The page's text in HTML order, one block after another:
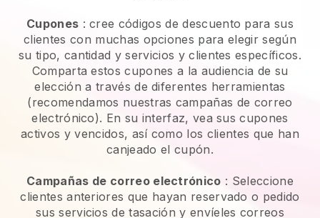
Cupones : cree códigos de descuento para sus
clientes con muchas opciones para elegir según
su tipo, cantidad y servicios y clientes específicos.
Comparta estos cupones a la audiencia de su
elección a través de diferentes herramientas
(recomendamos nuestras campañas de correo
electrónico). En su interfaz, vea sus cupones
activos y vencidos, así como los clientes que han
canjeado el cupón.
Campañas de correo electrónico : Seleccione
clientes anteriores que hayan reservado o pedido
sus servicios de tasación y envíeles correos